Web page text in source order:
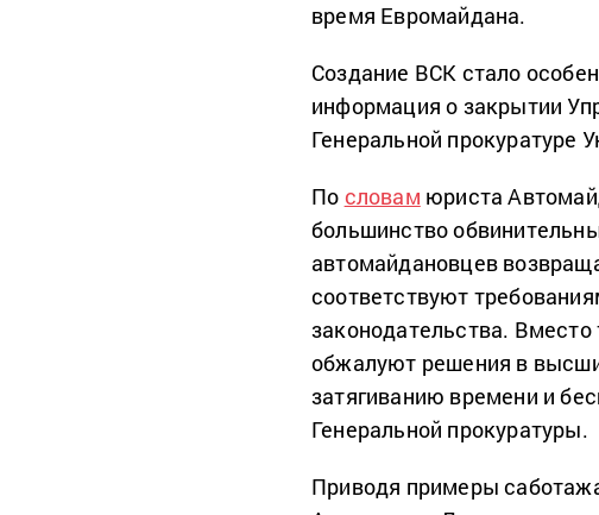
время Евромайдана.
Создание ВСК стало
информация о закрытии
Генеральной прокуратуре
По словам юриста
большинство
автомайдановцев
соответствуют
законодательства. Вместо
обжалуют решения в
затягиванию времени и
Генеральной прокуратуры.
Приводя примеры